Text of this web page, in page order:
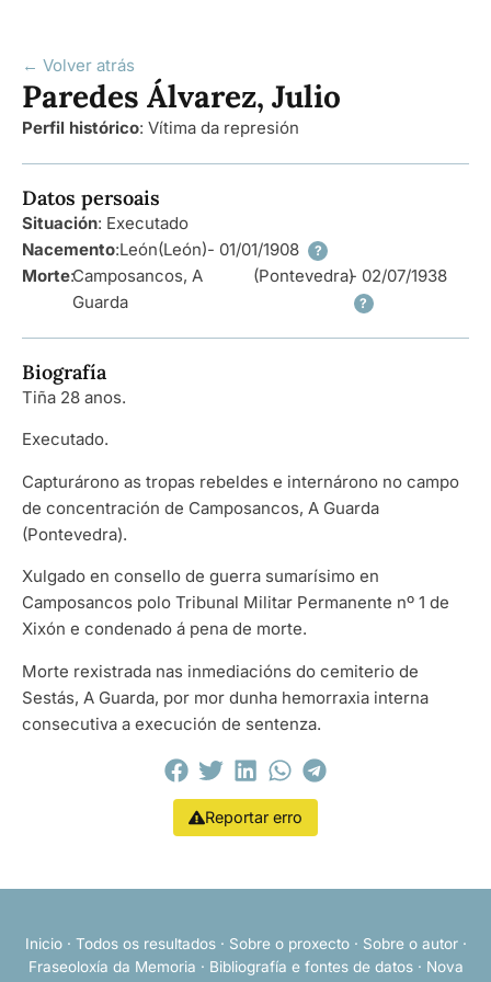
← Volver atrás
Paredes Álvarez, Julio
Perfil histórico: Vítima da represión
Datos persoais
Situación: Executado
Nacemento:León(León)- 01/01/1908 ?
Morte:Camposancos, A
Guarda
(Pontevedra)- 02/07/1938
?
Biografía
Tiña 28 anos.
Executado.
Capturárono as tropas rebeldes e internárono no campo
de concentración de Camposancos, A Guarda
(Pontevedra).
Xulgado en consello de guerra sumarísimo en
Camposancos polo Tribunal Militar Permanente nº 1 de
Xixón e condenado á pena de morte.
Morte rexistrada nas inmediacións do cemiterio de
Sestás, A Guarda, por mor dunha hemorraxia interna
consecutiva a execución de sentenza.
Reportar erro
Inicio· Todos os resultados· Sobre o proxecto· Sobre o autor·
Fraseoloxía da Memoria · Bibliografía e fontes de datos· Nova